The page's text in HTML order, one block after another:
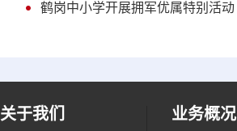
鹤岗中小学开展拥军优属特别活动
关于我们 业务概况